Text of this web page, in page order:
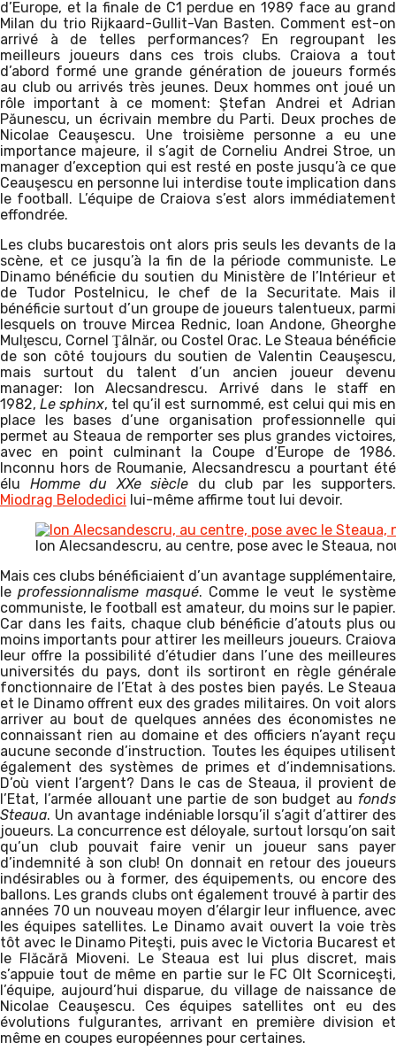
d’Europe, et la finale de C1 perdue en 1989 face au grand
Milan du trio Rijkaard-Gullit-Van Basten. Comment est-on
arrivé à de telles performances? En regroupant les
meilleurs joueurs dans ces trois clubs. Craiova a tout
d’abord formé une grande génération de joueurs formés
au club ou arrivés très jeunes. Deux hommes ont joué un
rôle important à ce moment: Ştefan Andrei et Adrian
Păunescu, un écrivain membre du Parti. Deux proches de
Nicolae Ceauşescu. Une troisième personne a eu une
importance majeure, il s’agit de Corneliu Andrei Stroe, un
manager d’exception qui est resté en poste jusqu’à ce que
Ceauşescu en personne lui interdise toute implication dans
le football. L’équipe de Craiova s’est alors immédiatement
effondrée.
Les clubs bucarestois ont alors pris seuls les devants de la
scène, et ce jusqu’à la fin de la période communiste. Le
Dinamo bénéficie du soutien du Ministère de l’Intérieur et
de Tudor Postelnicu, le chef de la Securitate. Mais il
bénéficie surtout d’un groupe de joueurs talentueux, parmi
lesquels on trouve Mircea Rednic, Ioan Andone, Gheorghe
Mulţescu, Cornel Ţâlnăr, ou Costel Orac. Le Steaua bénéficie
de son côté toujours du soutien de Valentin Ceauşescu,
mais surtout du talent d’un ancien joueur devenu
manager: Ion Alecsandrescu. Arrivé dans le staff en
1982,Le sphinx, tel qu’il est surnommé, est celui qui mis en
place les bases d’une organisation professionnelle qui
permet au Steaua de remporter ses plus grandes victoires,
avec en point culminant la Coupe d’Europe de 1986.
Inconnu hors de Roumanie, Alecsandrescu a pourtant été
élu Homme du XXe siècle du club par les supporters.
Miodrag Belodedici lui-même affirme tout lui devoir.
Ion Alecsandescru, au centre, pose avec le Steaua,
Mais ces clubs bénéficiaient d’un avantage supplémentaire,
leprofessionnalisme masqué. Comme le veut le système
communiste, le football est amateur, du moins sur le papier.
Car dans les faits, chaque club bénéficie d’atouts plus ou
moins importants pour attirer les meilleurs joueurs. Craiova
leur offre la possibilité d’étudier dans l’une des meilleures
universités du pays, dont ils sortiront en règle générale
fonctionnaire de l’Etat à des postes bien payés. Le Steaua
et le Dinamo offrent eux des grades militaires. On voit alors
arriver au bout de quelques années des économistes ne
connaissant rien au domaine et des officiers n’ayant reçu
aucune seconde d’instruction. Toutes les équipes utilisent
également des systèmes de primes et d’indemnisations.
D’où vient l’argent? Dans le cas de Steaua, il provient de
l’Etat, l’armée allouant une partie de son budget au fonds
Steaua. Un avantage indéniable lorsqu’il s’agit d’attirer des
joueurs. La concurrence est déloyale, surtout lorsqu’on sait
qu’un club pouvait faire venir un joueur sans payer
d’indemnité à son club! On donnait en retour des joueurs
indésirables ou à former, des équipements, ou encore des
ballons. Les grands clubs ont également trouvé à partir des
années 70 un nouveau moyen d’élargir leur influence, avec
les équipes satellites. Le Dinamo avait ouvert la voie très
tôt avec le Dinamo Piteşti, puis avec le Victoria Bucarest et
le Flăcără Mioveni. Le Steaua est lui plus discret, mais
s’appuie tout de même en partie sur le FC Olt Scorniceşti,
l’équipe, aujourd’hui disparue, du village de naissance de
Nicolae Ceauşescu. Ces équipes satellites ont eu des
évolutions fulgurantes, arrivant en première division et
même en coupes européennes pour certaines.